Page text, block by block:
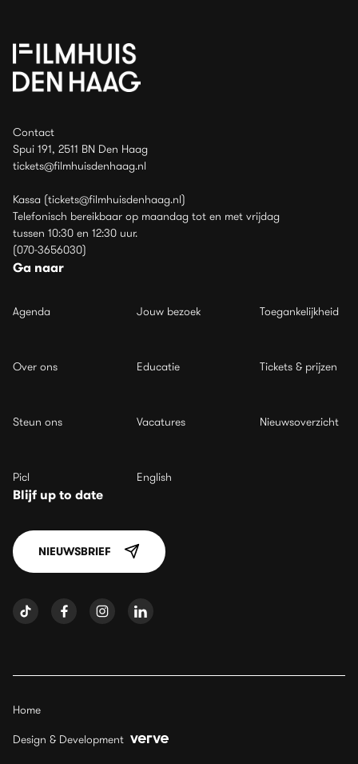
Contact
Spui 191, 2511 BN Den Haag
tickets@filmhuisdenhaag.nl
Kassa (tickets@filmhuisdenhaag.nl)
Telefonisch bereikbaar op maandag tot en met vrijdag
tussen 10:30 en 12:30 uur.
(070-3656030)
Ga naar
Agenda Jouw bezoek Toegankelijkheid
Over ons Educatie Tickets & prijzen
Steun ons Vacatures Nieuwsoverzicht
Picl English
Blijf up to date
NIEUWSBRIEF
Home
Design & Development